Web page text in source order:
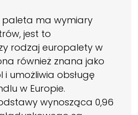
paleta ma wymiary
jest to
rodzaj europalety w
również znana jako
umożliwia obsługę
w Europie.
wynosząca 0,96